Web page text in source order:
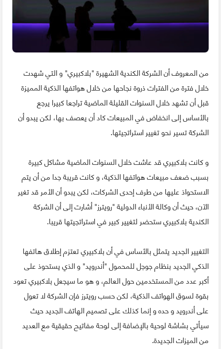
من المعروف أن الشركة الكندية الشهيرة "بلاكبيري" و التي شهدت
خلال فترة من الفترات ذروة نجاحها من خلال هواتفها الذكية المميزة
قبل أن تشهد خلال السنوات القليلة الماضية تراجعا كبيرا يرجع
بالأساس إلى انخفاض في المبيعات كاد أن يعصف بها، لكن يبدو أن
الشركة تسير نحو تغيير استراتجيتها.
و كانت بلاكبيري قد عاشت خلال السنوات الماضية مشاكل كبيرة
بسبب ضعف مبيعات هواتفها الذكية، و كانت قريبة جدا من أن يتم
الاستحواذ عليها من طرف إحدى الشركات، لكن يبدو أن الأمر قد تغير
الآن، حيث أن وكالة الأنباء الدولية "رويترز" أشارت إلى أن الشركة
الكندية بلاكبيري ستحضر لتغيير كبير في استراتجيتها قريبا.
التغيير الجديد يتمثل بالأساس في أن بلاكبيري تعتزم إطلاق هاتفها
الذكي الجديد بنظام جوجل للمحمول "أندرويد" و الذي يستحوذ على
أكبر عدد من المستخدمين حول العالم، و هو ما سيجعل بلاكبيري تعود
بقوة لسوق الهواتف الذكية، لكن حسب رويترز فإن الشركة لا تعول
على أندرويد و حده و إنما كذلك على تصميم الهاتف الجديد حيث
سيأتي بشاشة لوحية بالإضافة إلى لوحة مفاتيح حقيقية مع العديد
من الميزات الجديدة.